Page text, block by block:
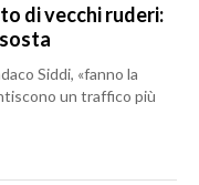
di vecchi ruderi:
Siddi, «fanno la
un traffico più